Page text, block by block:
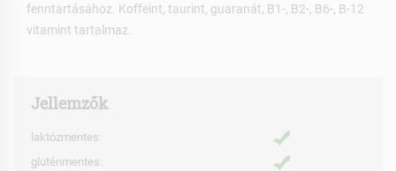
fenntartásához. Koffeint, taurint, guaranát, B1-, B2-, B6-, B-12
vitamint tartalmaz.
Jellemzők
laktózmentes:
gluténmentes: